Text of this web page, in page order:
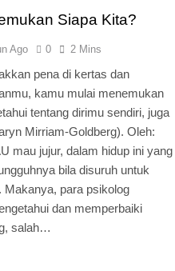
Siapa Kita?
Ago 0 2 Mins
pena di kertas dan
kamu mulai menemukan
tentang dirimu sendiri, juga
Mirriam-Goldberg). Oleh:
mau jujur, dalam hidup ini yang
bila disuruh untuk
Makanya, para psikolog
dan memperbaiki
salah…